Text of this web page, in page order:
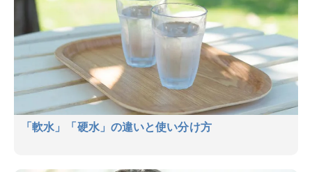
「軟水」「硬水」の違いと使い分け方